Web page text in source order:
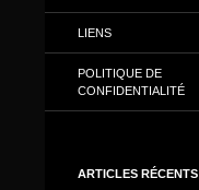
LIENS
POLITIQUE DE
CONFIDENTIALITÉ
ARTICLES RÉCENTS